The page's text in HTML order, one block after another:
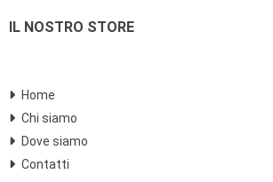
IL NOSTRO STORE
Home
Chi siamo
Dove siamo
Contatti